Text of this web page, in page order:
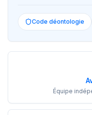
Code déontologie
Équipe